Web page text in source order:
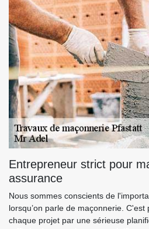
Entrepreneur strict pour
assurance
Nous sommes conscients de
lorsqu’on parle de maçonnerie.
chaque projet par une sérieuse